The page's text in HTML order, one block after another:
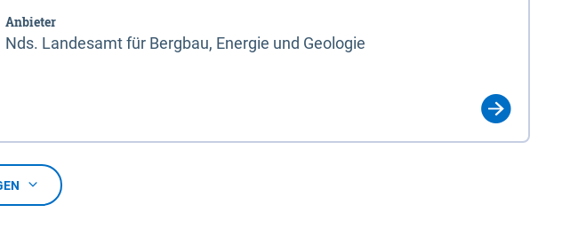
Anbieter
Nds. Landesamt für Bergbau, Energie und Geologie